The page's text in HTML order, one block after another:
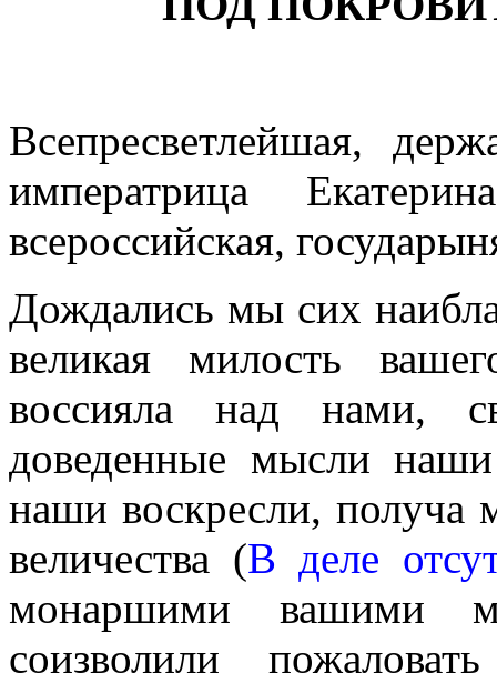
Всепресветлейшая,
императрица
всероссийская,
Дождались мы сих
великая милость
воссияла над нами,
доведенные мысли
наши воскресли, получа
величества (В деле
монаршими вашими
соизволили